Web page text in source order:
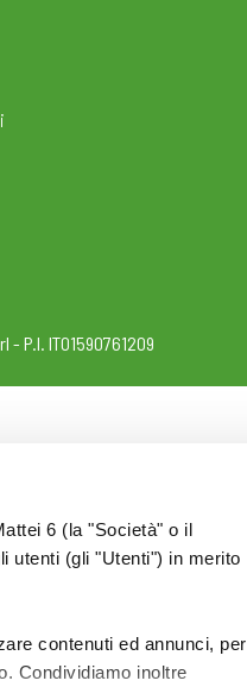
6 (la "Società" o il
utenti (gli "Utenti") in merito
contenuti ed annunci, per
Condividiamo inoltre
- P.I. IT01590761209